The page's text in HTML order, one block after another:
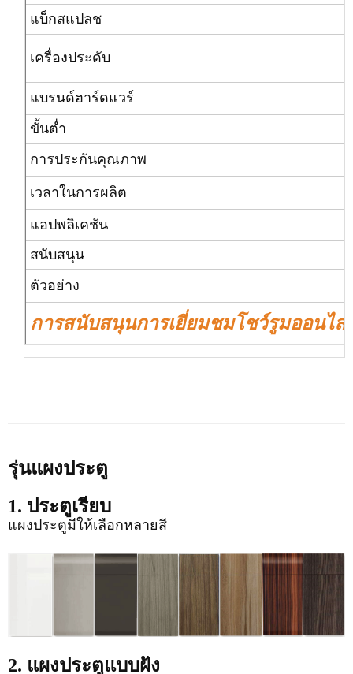
แบ็กสแปลช
เครื่องประดับ
แบรนด์ฮาร์ดแวร์
ขั้นต่ำ
การประกันคุณภาพ
เวลาในการผลิต
แอปพลิเคชัน
สนับสนุน
ตัวอย่าง
การสนับสนุนการเยี่ยมชมโชว์รูมออนไล
รุ่นแผงประตู
1. ประตูเรียบ
แผงประตูมีให้เลือกหลายสี
2. แผงประตูแบบฝัง